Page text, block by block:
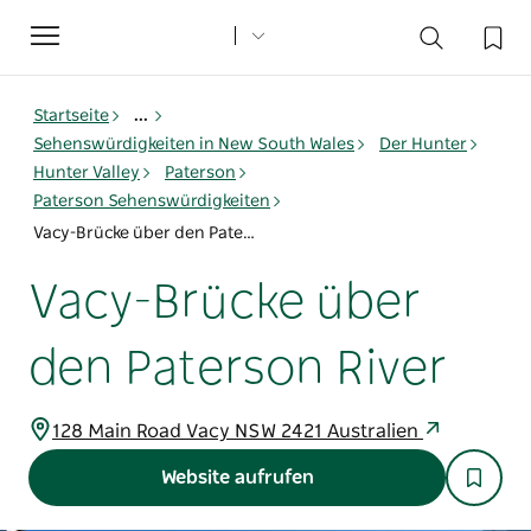
Toggle
navigation
Startseite
...
Sehenswürdigkeiten in New South Wales
Der Hunter
Hunter Valley
Paterson
Paterson Sehenswürdigkeiten
Vacy-Brücke über den Paterson River
Vacy-Brücke über
den Paterson River
128 Main Road Vacy NSW 2421 Australien
Website aufrufen